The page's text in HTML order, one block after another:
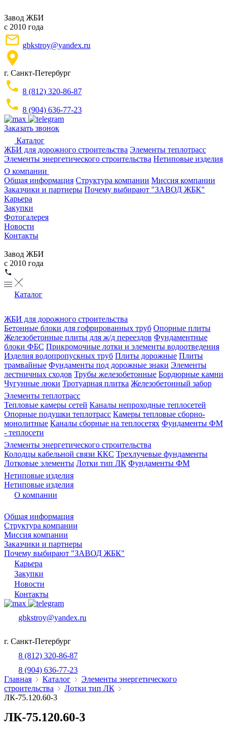
Завод ЖБИ
с 2010 года
gbkstroy@yandex.ru
г. Санкт-Петербург
8 (812) 320-86-87
8 (904) 636-77-23
Заказать звонок
Каталог
ЖБИ для дорожного строительства Элементы теплотрасс
Элементы энергетического строительства Нетиповые изделия
О компании
Общая информация Структура компании Миссия компании
Заказчики и партнеры Почему выбирают "ЗАВОД ЖБК"
Карьера
Закупки
Фотогалерея
Новости
Контакты
Завод ЖБИ
с 2010 года
Каталог
ЖБИ для дорожного строительства
Бетонные блоки для гофрированных труб Опорные плиты
Железобетонные плиты для ж/д переездов Фундаментные
блоки ФБС Прикромочные лотки и элементы водоотведения
Изделия водопропускных труб Плиты дорожные Плиты
трамвайные Фундаменты под дорожные знаки Элементы
лестничных сходов Трубы железобетонные Бордюрные камни
Чугунные люки Тротуарная плитка Железобетонный забор
Элементы теплотрасс
Тепловые камеры сетей Каналы непроходные теплосетей
Опорные подушки теплотрасс Камеры тепловые сборно-
монолитные Каналы сборные на теплосетях Фундаменты ФМ
- теплосети
Элементы энергетического строительства
Колодцы кабельной связи ККС Трехлучевые фундаменты
Лотковые элементы Лотки тип ЛК Фундаменты ФМ
Нетиповые изделия
Нетиповые изделия
О компании
Общая информация
Структура компании
Миссия компании
Заказчики и партнеры
Почему выбирают "ЗАВОД ЖБК"
Карьера
Закупки
Новости
Контакты
gbkstroy@yandex.ru
г. Санкт-Петербург
8 (812) 320-86-87
8 (904) 636-77-23
Главная
Каталог
Элементы энергетического
строительства
Лотки тип ЛК
ЛК-75.120.60-3
ЛК-75.120.60-3